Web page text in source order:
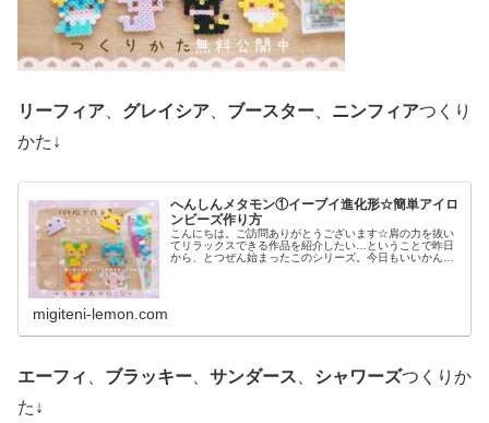
リーフィア グレイシア ブースター ニンフィアつくり
かた↓
へんしんメタモン①イーブイ進化形☆簡単アイロ
ンビーズ作り方
こんにちは。ご訪問ありがとうございます☆肩の力を抜い
てリラックスできる作品を紹介したい…ということで昨日
から、とつぜん始まったこのシリーズ。今日もいいかんじ
migiteni-lemon.com
エーフィ ブラッキー サンダース シャワーズつくりか
た↓